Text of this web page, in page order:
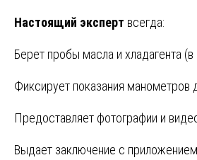
Настоящий эксперт всегда:
Берет пробы масла и хладагента (в
Фиксирует показания манометров
Предоставляет фотографии и
Выдает заключение с